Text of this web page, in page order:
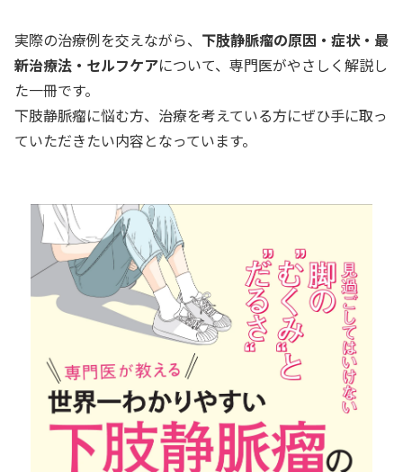
実際の治療例を交えながら、 下肢静脈瘤の原因・症状・最
新治療法・セルフケアについて、専門医がやさしく解説し
た一冊です。
下肢静脈瘤に悩む方、治療を考えている方にぜひ手に取っ
ていただきたい内容となっています。